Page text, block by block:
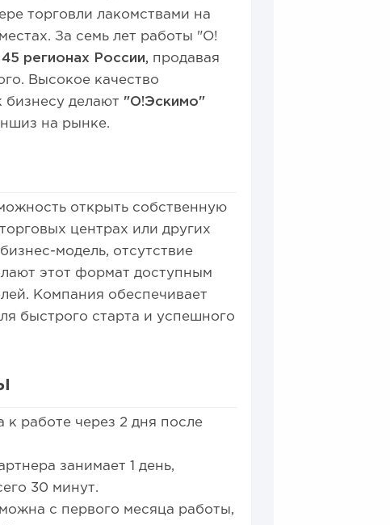
торговли лакомствами на
За семь лет работы "О!
регионах России, продавая
Высокое качество
делают "О!Эскимо"
на рынке.
открыть собственную
центрах или других
модель, отсутствие
этот формат доступным
Компания обеспечивает
быстрого старта и успешного
к работе через 2 дня после
занимает 1 день,
30 минут.
с первого месяца работы,